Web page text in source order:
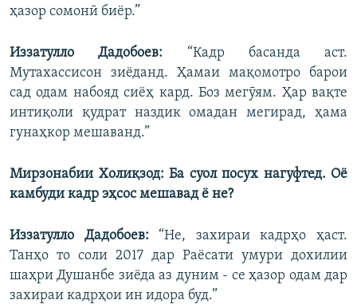
ҳазор сомонӣ биёр.”
Иззатулло Дадобоев: “Кадр басанда аст.
Мутахассисон зиёданд. Ҳамаи мақомотро барои
сад одам набояд сиёҳ кард. Боз мегӯям. Ҳар вақте
интиқоли қудрат наздик омадан мегирад, ҳама
гунаҳкор мешаванд.”
Мирзонабии Холиқзод: Ба суол посух нагуфтед. Оё
камбуди кадр эҳсос мешавад ё не?
Иззатулло Дадобоев: “Не, захираи кадрҳо ҳаст.
Танҳо то соли 2017 дар Раёсати умури дохилии
шаҳри Душанбе зиёда аз дуним - се ҳазор одам дар
захираи кадрҳои ин идора буд.”